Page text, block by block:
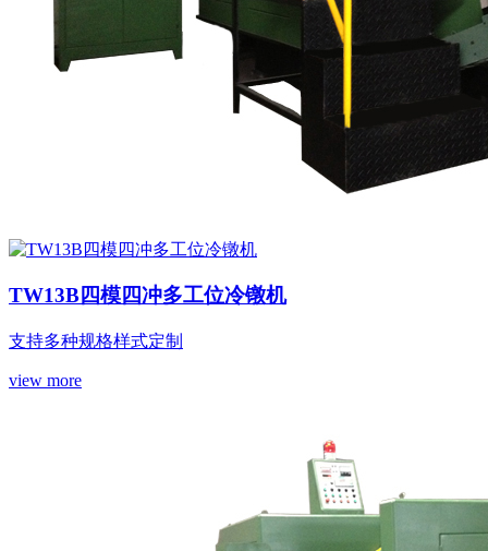
TW13B四模四冲多工位冷镦机
支持多种规格样式定制
view more